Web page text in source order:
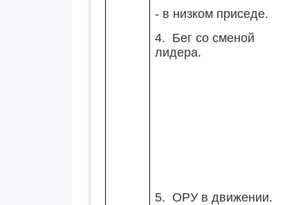
- в низком приседе.
4. Бег со сменой
лидера.
5. ОРУ в движении.